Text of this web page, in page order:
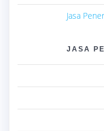
Jasa
JASA